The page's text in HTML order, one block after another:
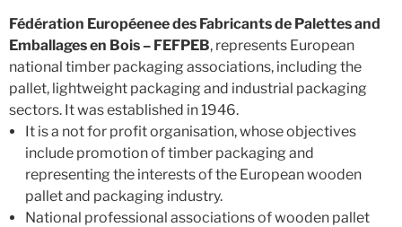
Fédération Européenee des Fabricants de Palettes and
Emballages en Bois – FEFPEB, represents European
national timber packaging associations, including the
pallet, lightweight packaging and industrial packaging
sectors. It was established in 1946.
It is a not for profit organisation, whose objectives
include promotion of timber packaging and
representing the interests of the European wooden
pallet and packaging industry.
National professional associations of wooden pallet